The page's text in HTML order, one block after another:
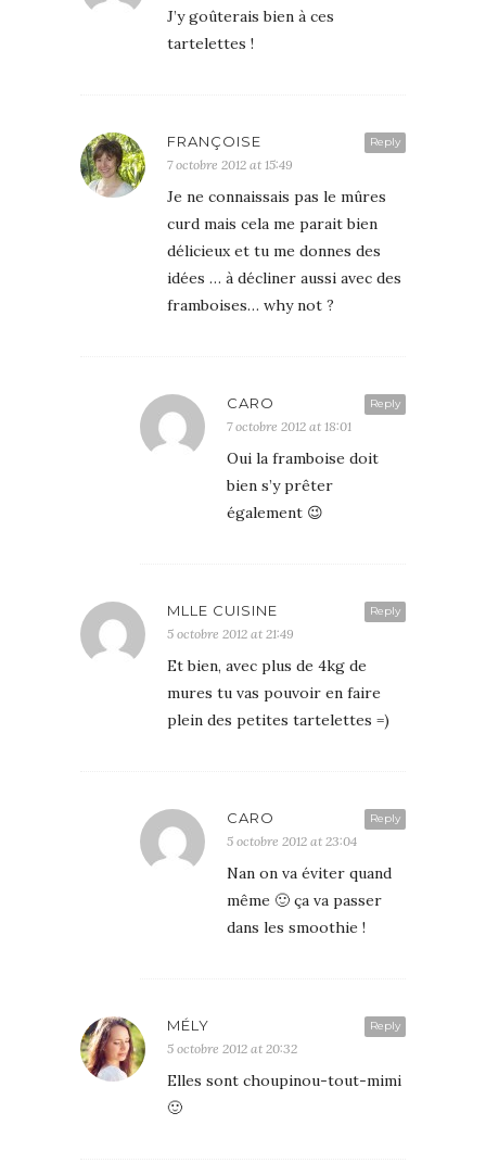
J’y goûterais bien à ces
tartelettes !
Reply
FRANÇOISE
7 octobre 2012 at 15:49
Je ne connaissais pas le mûres
curd mais cela me parait bien
délicieux et tu me donnes des
idées … à décliner aussi avec des
framboises… why not ?
Reply
CARO
7 octobre 2012 at 18:01
Oui la framboise doit
bien s’y prêter
également 😉
Reply
MLLE CUISINE
5 octobre 2012 at 21:49
Et bien, avec plus de 4kg de
mures tu vas pouvoir en faire
plein des petites tartelettes =)
Reply
CARO
5 octobre 2012 at 23:04
Nan on va éviter quand
même 🙂 ça va passer
dans les smoothie !
Reply
MÉLY
5 octobre 2012 at 20:32
Elles sont choupinou-tout-mimi
🙂